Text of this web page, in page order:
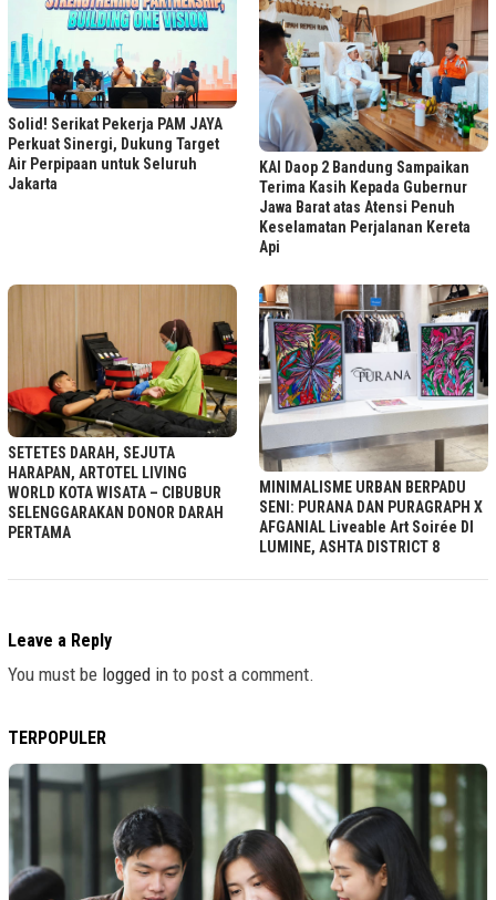
Solid! Serikat Pekerja PAM JAYA
Perkuat Sinergi, Dukung Target
Air Perpipaan untuk Seluruh
Jakarta
KAI Daop 2 Bandung Sampaikan
Terima Kasih Kepada Gubernur
Jawa Barat atas Atensi Penuh
Keselamatan Perjalanan Kereta
Api
SETETES DARAH, SEJUTA
HARAPAN, ARTOTEL LIVING
WORLD KOTA WISATA – CIBUBUR
SELENGGARAKAN DONOR DARAH
PERTAMA
MINIMALISME URBAN BERPADU
SENI: PURANA DAN PURAGRAPH X
AFGANIAL Liveable Art Soirée DI
LUMINE, ASHTA DISTRICT 8
Leave a Reply
You must be logged in to post a comment.
TERPOPULER